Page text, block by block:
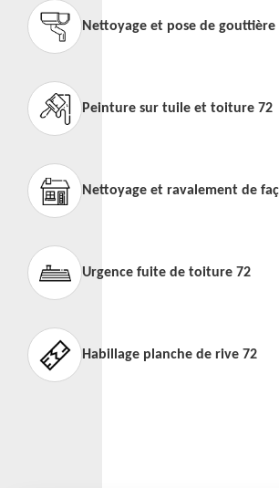
Nettoyage et pose de gouttière
Peinture sur tuile et toiture 72
Nettoyage et ravalement de
Urgence fuite de toiture 72
Habillage planche de rive 72